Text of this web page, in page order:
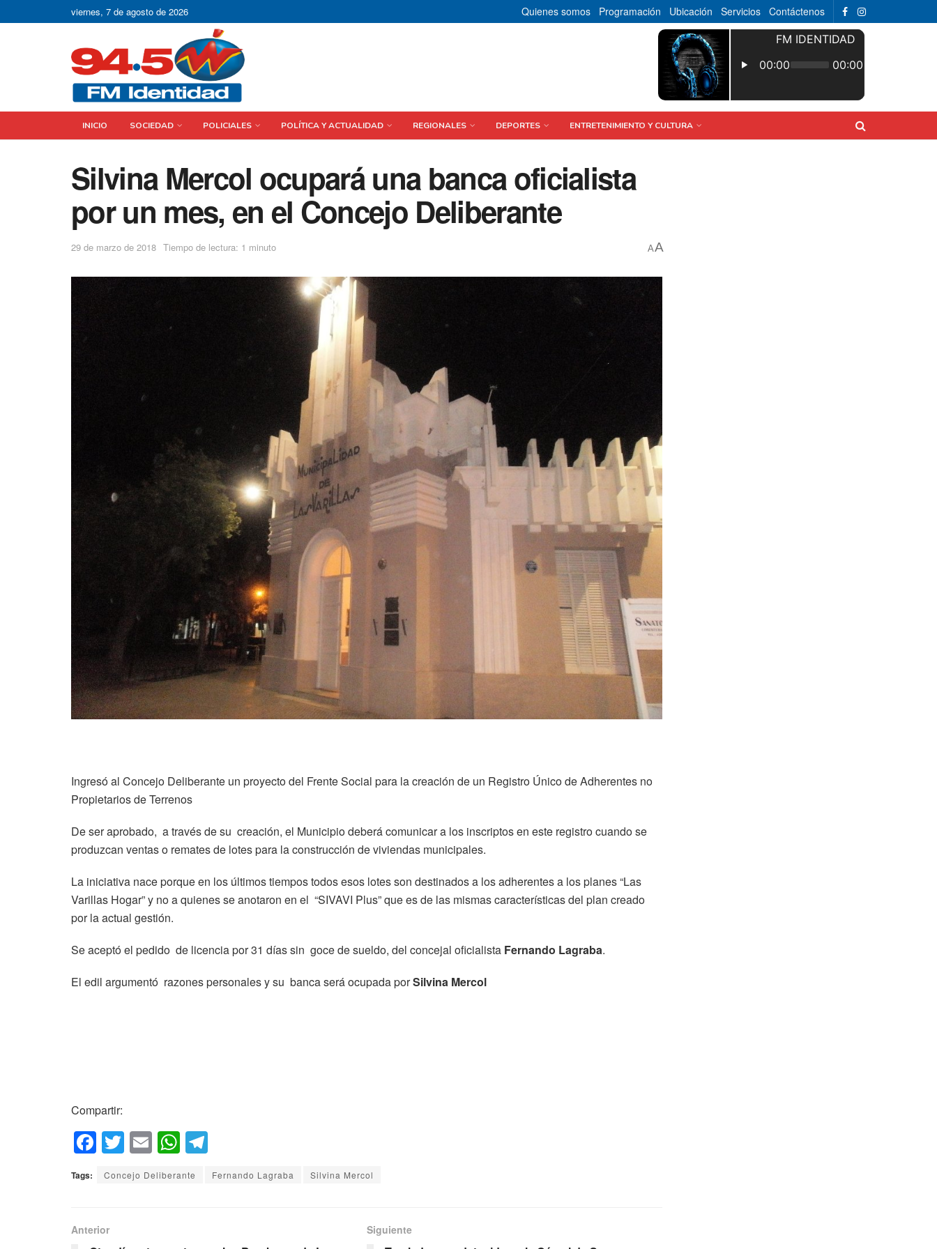
viernes, 7 de agosto de 2026 Quienes somos Programación Ubicación Servicios Contáctenos
INICIO SOCIEDAD POLICIALES POLÍTICA Y ACTUALIDAD REGIONALES DEPORTES ENTRETENIMIENTO Y CULTURA
Silvina Mercol ocupará una banca oficialista
por un mes, en el Concejo Deliberante
29 de marzo de 2018 Tiempo de lectura: 1 minuto AA
Ingresó al Concejo Deliberante un proyecto del Frente Social para la creación de un Registro Único de Adherentes no
Propietarios de Terrenos
De ser aprobado, a través de su creación, el Municipio deberá comunicar a los inscriptos en este registro cuando se
produzcan ventas o remates de lotes para la construcción de viviendas municipales.
La iniciativa nace porque en los últimos tiempos todos esos lotes son destinados a los adherentes a los planes “Las
Varillas Hogar” y no a quienes se anotaron en el “SIVAVI Plus” que es de las mismas características del plan creado
por la actual gestión.
Se aceptó el pedido de licencia por 31 días sin goce de sueldo, del concejal oficialista Fernando Lagraba.
El edil argumentó razones personales y su banca será ocupada porSilvina Mercol
Compartir:
F
a
c
b
T
wi
tt
E
m
ail
W
h
at
el
e
Tags: Concejo Deliberante Fernando Lagraba Silvina Mercol
Anterior Siguiente